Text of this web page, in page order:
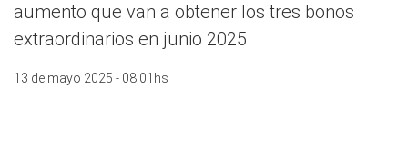
aumento que van a obtener los tres bonos
extraordinarios en junio 2025
13 de mayo 2025 - 08:01hs